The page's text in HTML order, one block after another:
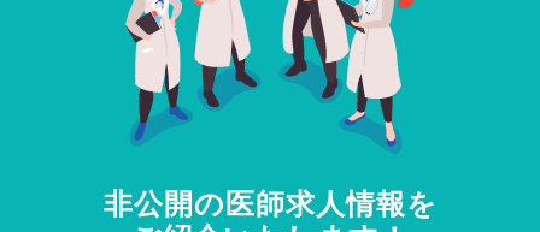
非公開の医師求人情報を